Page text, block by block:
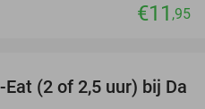
€11 ,95
30%
(2 of 2,5 uur) bij Da